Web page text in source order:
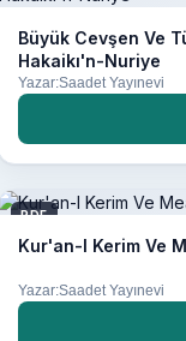
Büyük Cevşen Ve
Hakaikı'n-Nuriye
Yazar:Saadet Yayınevi
PDF
Kur'an-I Kerim Ve
Yazar:Saadet Yayınevi